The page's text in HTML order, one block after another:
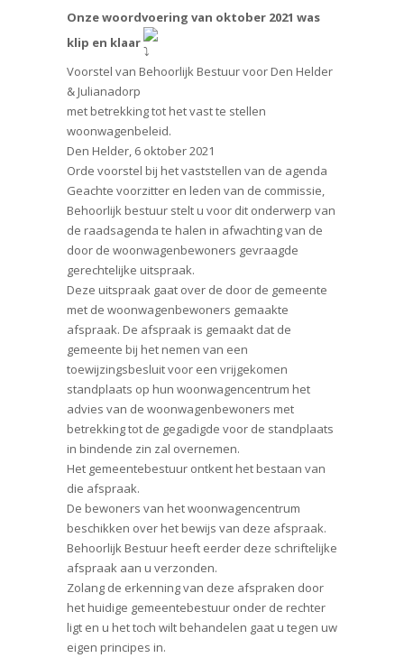
Onze woordvoering van oktober 2021 was
klip en klaar
Voorstel van Behoorlijk Bestuur voor Den Helder
& Julianadorp
met betrekking tot het vast te stellen
woonwagenbeleid.
Den Helder, 6 oktober 2021
Orde voorstel bij het vaststellen van de agenda
Geachte voorzitter en leden van de commissie,
Behoorlijk bestuur stelt u voor dit onderwerp van
de raadsagenda te halen in afwachting van de
door de woonwagenbewoners gevraagde
gerechtelijke uitspraak.
Deze uitspraak gaat over de door de gemeente
met de woonwagenbewoners gemaakte
afspraak. De afspraak is gemaakt dat de
gemeente bij het nemen van een
toewijzingsbesluit voor een vrijgekomen
standplaats op hun woonwagencentrum het
advies van de woonwagenbewoners met
betrekking tot de gegadigde voor de standplaats
in bindende zin zal overnemen.
Het gemeentebestuur ontkent het bestaan van
die afspraak.
De bewoners van het woonwagencentrum
beschikken over het bewijs van deze afspraak.
Behoorlijk Bestuur heeft eerder deze schriftelijke
afspraak aan u verzonden.
Zolang de erkenning van deze afspraken door
het huidige gemeentebestuur onder de rechter
ligt en u het toch wilt behandelen gaat u tegen uw
eigen principes in.